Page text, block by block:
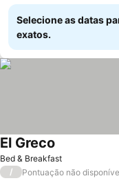
Selecione as datas
exatos.
Bed & Breakfast
El Greco
/ Pontuação não